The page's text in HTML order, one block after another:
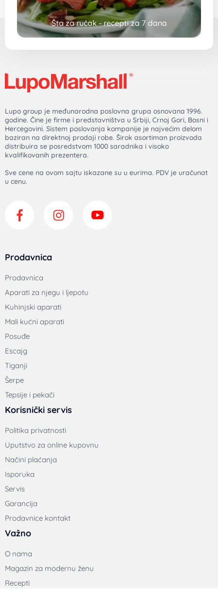
Šta za ručak - recepti za 7 dana
Lupo group je međunarodna poslovna grupa osnovana 1996.
godine. Čine je firme i predstavništva u Srbiji, Crnoj Gori, Bosni i
Hercegovini. Sistem poslovanja kompanije je najvećim delom
baziran na direktnoj prodaji robe. Širok asortiman proizvoda
distribuira se posredstvom 1000 saradnika i visoko
kvalifikovanih prezentera.
Sve cene na ovom sajtu iskazane su u eurima. PDV je uračunat
u cenu.
Prodavnica
Prodavnica
Aparati za njegu i ljepotu
Kuhinjski aparati
Mali kućni aparati
Posuđe
Escajg
Tiganji
Šerpe
Tepsije i pekači
Korisnički servis
Politika privatnosti
Uputstvo za online kupovnu
Načini plaćanja
Isporuka
Servis
Garancija
Prodavnice kontakt
Važno
O nama
Magazin za modernu ženu
Recepti